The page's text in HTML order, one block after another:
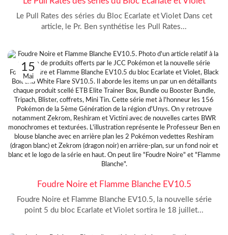
Le Pull Rates des séries du Bloc Ecarlate et Violet Dans cet
article, le Pr. Ben synthétise les Pull Rates...
15
Mai
Foudre Noire et Flamme Blanche EV10.5
Foudre Noire et Flamme Blanche EV10.5, la nouvelle série
point 5 du bloc Ecarlate et Violet sortira le 18 juillet...